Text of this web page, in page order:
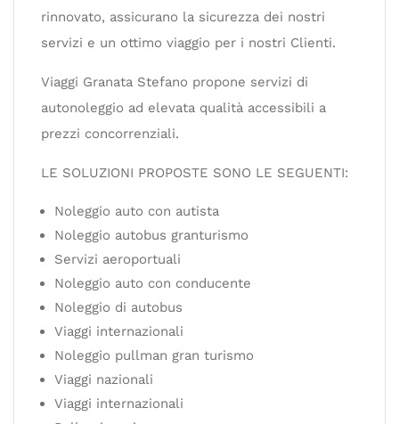
rinnovato, assicurano la sicurezza dei nostri
servizi e un ottimo viaggio per i nostri Clienti.
Viaggi Granata Stefano propone servizi di
autonoleggio ad elevata qualità accessibili a
prezzi concorrenziali.
LE SOLUZIONI PROPOSTE SONO LE SEGUENTI:
Noleggio auto con autista
Noleggio autobus granturismo
Servizi aeroportuali
Noleggio auto con conducente
Noleggio di autobus
Viaggi internazionali
Noleggio pullman gran turismo
Viaggi nazionali
Viaggi internazionali